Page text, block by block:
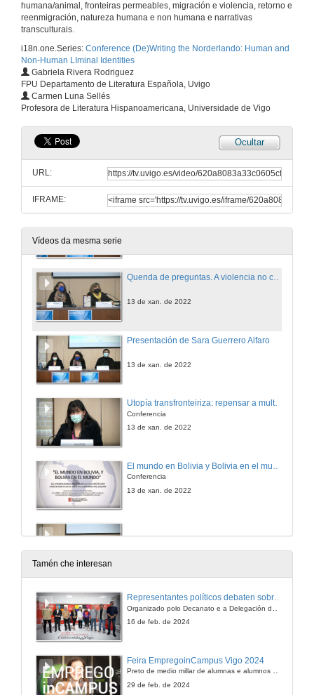
humana/animal, fronteiras permeables, migración e violencia, retorno e
reenmigración, natureza humana e non humana e narrativas
transculturais.
i18n.one.Series: Conference (De)Writing the Norderlando: Human and
Non-Human LIminal Identities
Gabriela Rivera Rodriguez
FPU Departamento de Literatura Española, Uvigo
Carmen Luna Sellés
Profesora de Literatura Hispanoamericana, Universidade de Vigo
Ocultar
URL:
IFRAME:
Vídeos da mesma serie
13 de xan. de 2022
A violencia no continente americano desde o Río Bravo ás *Malvinas. Unha semente latente?
Quenda de preguntas. A violencia no continente americano desde o Río Bravo ás Malvinas. Unha semente latente?
13 de xan. de 2022
Presentación de Sara Guerrero Alfaro
13 de xan. de 2022
Utopía transfronteiriza: repensar a multiculturalidad a través de Gloria Anzaldúa
Conferencia
13 de xan. de 2022
Conferencia
13 de xan. de 2022
13 de xan. de 2022
Presentation of the book: A different Eden
Conferencia
Conferencia
Tamén che interesan
Representantes políticos debaten sobre educación e xuventude no campus de Pontevedra
16 de feb. de 2024
Feira EmpregoinCampus Vigo 2024
Preto de medio millar de alumnas e alumnos buscan coñecer máis de preto as oportunidades que lles achegan as arredor de medio cento de empresas que participan na edición viguesa da feira. Xunto coa visita aos stands, durante a feria desenvólvense varias actividades complementarias, como obradoiros, conversas, mesas redondas ou o pasaporte de empregabilidade, un espazo no que poderán recibir asesoramento sobre o seu CV.
29 de feb. de 2024